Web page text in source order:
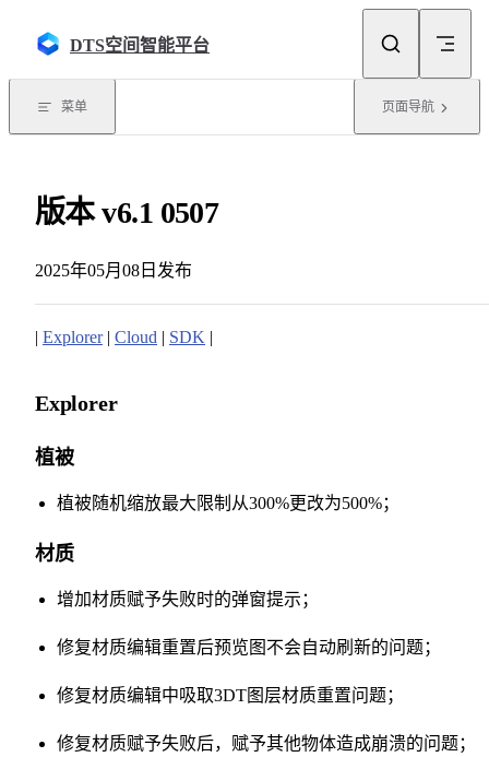
DTS空间智能平台
菜单 页面导航
版本 v6.1 0507
2025年05月08日发布
| Explorer| Cloud | SDK |
Explorer
植被
植被随机缩放最大限制从300%更改为500%；
材质
增加材质赋予失败时的弹窗提示；
修复材质编辑重置后预览图不会自动刷新的问题；
修复材质编辑中吸取3DT图层材质重置问题；
修复材质赋予失败后，赋予其他物体造成崩溃的问题；